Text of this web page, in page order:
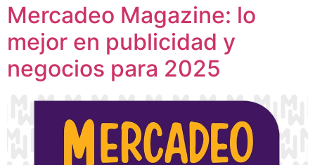
Mercadeo Magazine: lo
mejor en publicidad y
negocios para 2025